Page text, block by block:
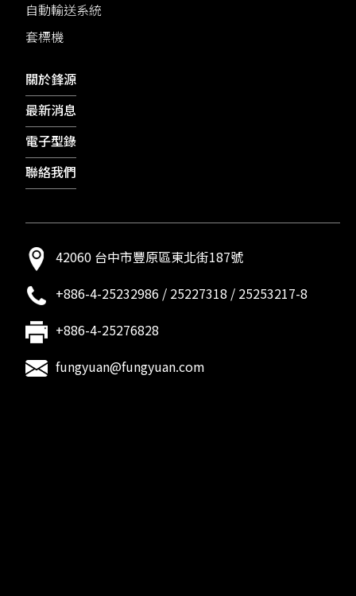
自動輸送系統
套標機
關於鋒源
最新消息
電子型錄
聯絡我們
42060 台中市豐原區東北街187號
+886-4-25232986 / 25227318 / 25253217-8
+886-4-25276828
fungyuan@fungyuan.com